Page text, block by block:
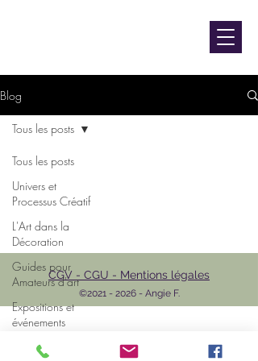
Blog
Tous les posts
Univers et
Processus Créatif
L'Art dans la
Décoration
Guides pour
Amateurs d'art
Expositions et
événements
L'Art et les
Tous les posts
CGV - CGU - Mentions légales
©2021 - 2026- Angie F.